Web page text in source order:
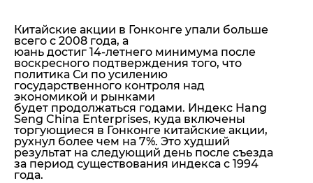
Китайские акции в Гонконге упали больше
всего с 2008 года, а
юань достиг 14-летнего минимума после
воскресного подтверждения того, что
политика Си по усилению
государственного контроля над
экономикой и рынками
будет продолжаться годами. Индекс Hang
Seng China Enterprises, куда включены
торгующиеся в Гонконге китайские акции,
рухнул более чем на 7%. Это худший
результат на следующий день после съезда
за период существования индекса с 1994
года.